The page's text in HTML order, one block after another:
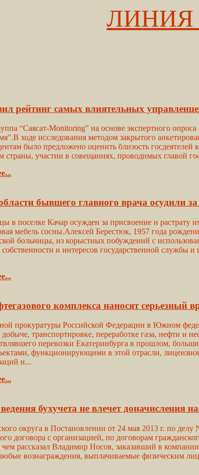
ЛИНИЯ
рейтинг самых влиятельных
“Саясат-Monitoring” на основе экспертного
ходе исследования методом закрытого
было предложено оценить близость
участии в совещаниях, проводимых главой
бывшего главного врача осудили
в поселке Качар осужден за присвоение и растрату
мебель сосны.Алексей Берестюк, 1957 года
больницы, из корыстных побуждений с
и интересов государственной
комплекса наносят серьезный
прокуратуры Российской Федерации в Южном
добыче, транспортировке, переработке газа, нефти
перевозки Екатеринбурга в прошлом,
функционирующими в этой отрасли,
н...
бухучета не влечет доначисления
округа в Постановлении от 24 мая 2013 г. по
договора с организацией, по договорам
рассказал Владимир Носов, заказавший в
вознаграждения, выплачиваемые физическим